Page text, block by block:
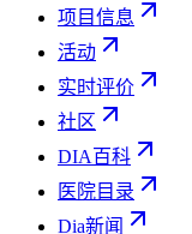
项目信息
活动
实时评价
社区
DIA百科
医院目录
Dia新闻